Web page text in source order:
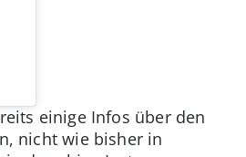
einige Infos über den
nicht wie bisher in